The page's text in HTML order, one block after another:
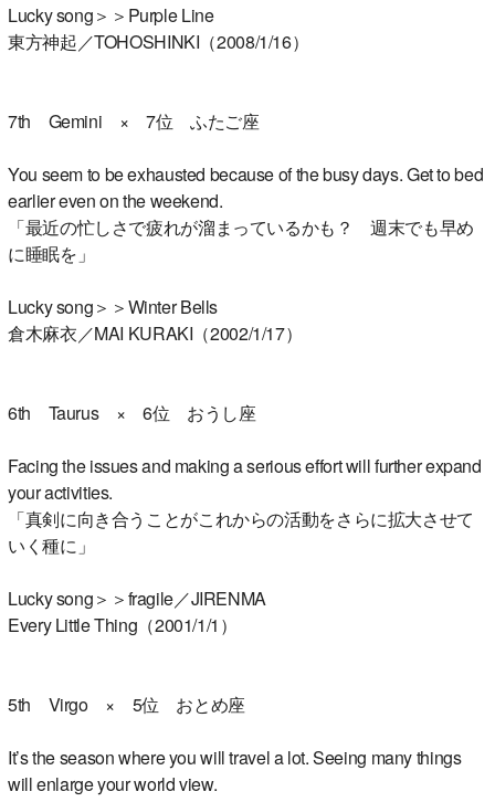
Lucky song＞＞Purple Line
東方神起／TOHOSHINKI（2008/1/16）
7th Gemini × 7位 ふたご座
You seem to be exhausted because of the busy days. Get to bed
earlier even on the weekend.
「最近の忙しさで疲れが溜まっているかも？ 週末でも早め
に睡眠を」
Lucky song＞＞Winter Bells
倉木麻衣／MAI KURAKI（2002/1/17）
6th Taurus × 6位 おうし座
Facing the issues and making a serious effort will further expand
your activities.
「真剣に向き合うことがこれからの活動をさらに拡大させて
いく種に」
Lucky song＞＞fragile／JIRENMA
Every Little Thing（2001/1/1）
5th Virgo × 5位 おとめ座
It’s the season where you will travel a lot. Seeing many things
will enlarge your world view.